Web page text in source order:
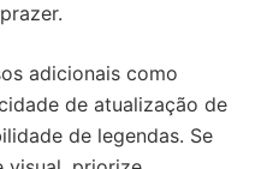
adicionais como
de atualização de
de legendas. Se